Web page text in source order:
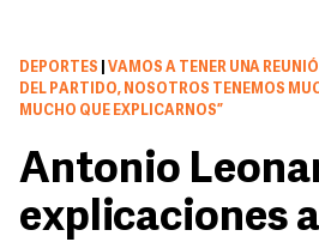
DEPORTES
VAMOS A TENER UNA
DEL PARTIDO, NOSOTROS TENEMOS
MUCHO QUE EXPLICARNOS”
Antonio
explicaciones